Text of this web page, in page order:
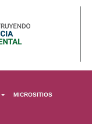
MICROSITIOS